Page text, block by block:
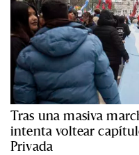
Tras una masiva
intenta voltear
Privada